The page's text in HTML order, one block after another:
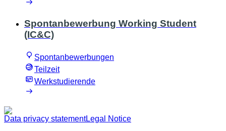
Spontanbewerbung Working Student
(IC&C)
Spontanbewerbungen
Teilzeit
Werkstudierende
Data privacy statementLegal Notice